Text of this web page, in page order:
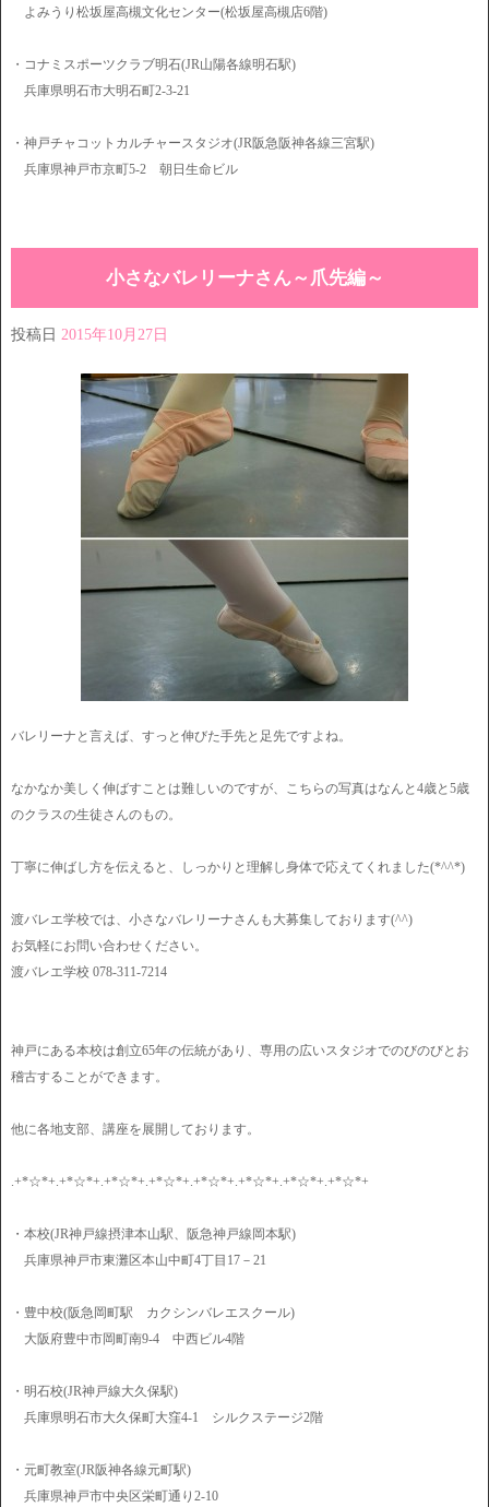
よみうり松坂屋高槻文化センター(松坂屋高槻店6階)
・コナミスポーツクラブ明石(JR山陽各線明石駅)
兵庫県明石市大明石町2-3-21
・神戸チャコットカルチャースタジオ(JR阪急阪神各線三宮駅)
兵庫県神戸市京町5-2 朝日生命ビル
小さなバレリーナさん～爪先編～
投稿日 2015年10月27日
バレリーナと言えば、すっと伸びた手先と足先ですよね。
なかなか美しく伸ばすことは難しいのですが、こちらの写真はなんと4歳と5歳
のクラスの生徒さんのもの。
丁寧に伸ばし方を伝えると、しっかりと理解し身体で応えてくれました(*^^*)
渡バレエ学校では、小さなバレリーナさんも大募集しております(^^)
お気軽にお問い合わせください。
渡バレエ学校 078-311-7214
神戸にある本校は創立65年の伝統があり、専用の広いスタジオでのびのびとお
稽古することができます。
他に各地支部、講座を展開しております。
.+*☆*+.+*☆*+.+*☆*+.+*☆*+.+*☆*+.+*☆*+.+*☆*+.+*☆*+
・本校(JR神戸線摂津本山駅、阪急神戸線岡本駅)
兵庫県神戸市東灘区本山中町4丁目17－21
・豊中校(阪急岡町駅 カクシンバレエスクール)
大阪府豊中市岡町南9-4 中西ビル4階
・明石校(JR神戸線大久保駅)
兵庫県明石市大久保町大窪4-1 シルクステージ2階
・元町教室(JR阪神各線元町駅)
兵庫県神戸市中央区栄町通り2-10